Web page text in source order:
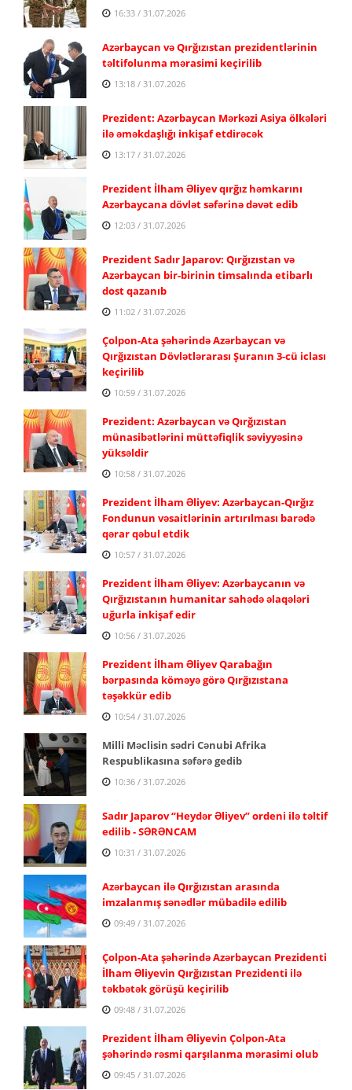
16:33 / 31.07.2026
Azərbaycan və Qırğızıstan prezidentlərinin
təltifolunma mərasimi keçirilib
13:18 / 31.07.2026
Prezident: Azərbaycan Mərkəzi Asiya ölkələri
ilə əməkdaşlığı inkişaf etdirəcək
13:17 / 31.07.2026
Prezident İlham Əliyev qırğız həmkarını
Azərbaycana dövlət səfərinə dəvət edib
12:03 / 31.07.2026
Prezident Sadır Japarov: Qırğızıstan və
Azərbaycan bir-birinin timsalında etibarlı
dost qazanıb
11:02 / 31.07.2026
Çolpon-Ata şəhərində Azərbaycan və
Qırğızıstan Dövlətlərarası Şuranın 3-cü iclası
keçirilib
10:59 / 31.07.2026
Prezident: Azərbaycan və Qırğızıstan
münasibətlərini müttəfiqlik səviyyəsinə
yüksəldir
10:58 / 31.07.2026
Prezident İlham Əliyev: Azərbaycan-Qırğız
Fondunun vəsaitlərinin artırılması barədə
qərar qəbul etdik
10:57 / 31.07.2026
Prezident İlham Əliyev: Azərbaycanın və
Qırğızıstanın humanitar sahədə əlaqələri
uğurla inkişaf edir
10:56 / 31.07.2026
Prezident İlham Əliyev Qarabağın
bərpasında köməyə görə Qırğızıstana
təşəkkür edib
10:54 / 31.07.2026
Milli Məclisin sədri Cənubi Afrika
Respublikasına səfərə gedib
10:36 / 31.07.2026
Sadır Japarov “Heydər Əliyev” ordeni ilə təltif
edilib - SƏRƏNCAM
10:31 / 31.07.2026
Azərbaycan ilə Qırğızıstan arasında
imzalanmış sənədlər mübadilə edilib
09:49 / 31.07.2026
Çolpon-Ata şəhərində Azərbaycan Prezidenti
İlham Əliyevin Qırğızıstan Prezidenti ilə
təkbətək görüşü keçirilib
09:48 / 31.07.2026
Prezident İlham Əliyevin Çolpon-Ata
şəhərində rəsmi qarşılanma mərasimi olub
09:45 / 31.07.2026